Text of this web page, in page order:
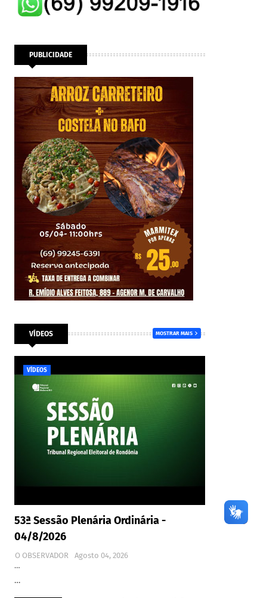
PUBLICIDADE
VÍDEOS MOSTRAR MAIS
VÍDEOS
53ª Sessão Plenária Ordinária -
04/8/2026
O OBSERVADOR
Agosto 04, 2026
…
…